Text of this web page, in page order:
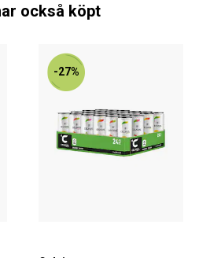
också köpt
-27%